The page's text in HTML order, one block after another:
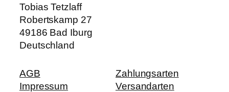
Tobias Tetzlaff
Robertskamp 27
49186 Bad Iburg
Deutschland
AGB
Impressum
Zahlungsarten
Versandarten